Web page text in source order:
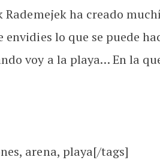
Rademejek ha creado
envidies lo que se puede
voy a la playa… En la
arena, playa[/tags]